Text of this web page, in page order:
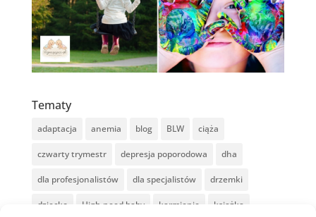
Tematy
adaptacja anemia blog BLW ciąża
czwarty trymestr depresja poporodowa dha
dla profesjonalistów dla specjalistów drzemki
dziecko High need baby karmienie książka